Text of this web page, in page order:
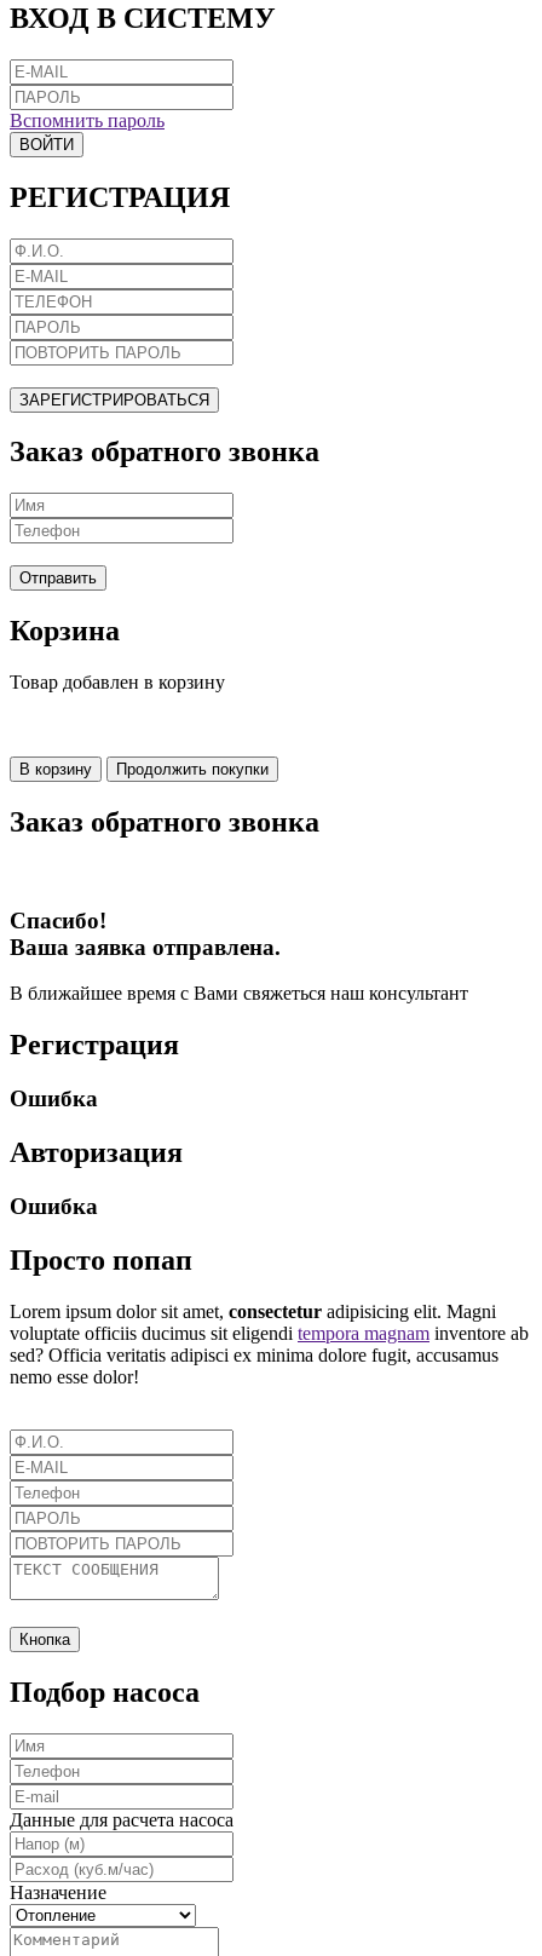
ВХОД В СИСТЕМУ
Вспомнить пароль
ВОЙТИ
РЕГИСТРАЦИЯ
ЗАРЕГИСТРИРОВАТЬСЯ
Заказ обратного звонка
Отправить
Корзина
Товар добавлен в корзину
В корзину Продолжить покупки
Заказ обратного звонка
Спасибо!
Ваша заявка отправлена.
В ближайшее время с Вами свяжеться наш консультант
Регистрация
Ошибка
Авторизация
Ошибка
Просто попап
Lorem ipsum dolor sit amet, consectetur adipisicing elit. Magni
voluptate officiis ducimus sit eligendi tempora magnam inventore ab
sed? Officia veritatis adipisci ex minima dolore fugit, accusamus
nemo esse dolor!
Кнопка
Подбор насоса
Данные для расчета насоса
Назначение